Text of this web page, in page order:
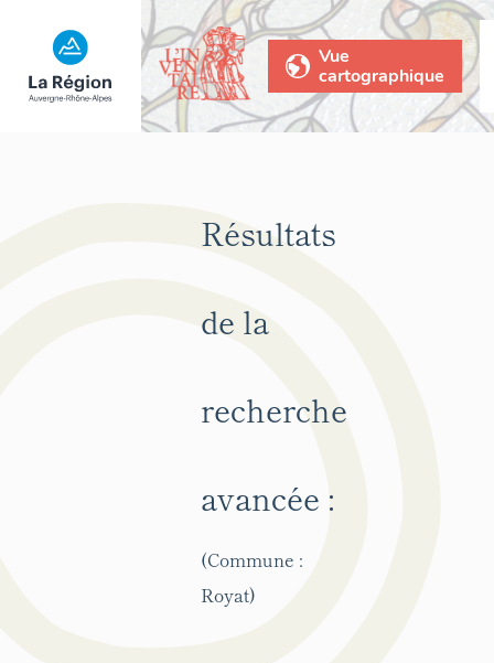
Vue
cartographique
Résultats
de la
recherche
avancée :
(Commune :
Royat)